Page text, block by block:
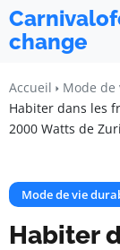
change
Accueil
Mode
Habiter dans les
2000 Watts de
Mode de vie
Habiter